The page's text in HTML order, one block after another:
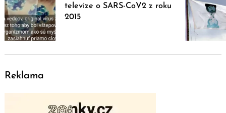
televize o SARS-CoV2 z roku
2015
Reklama